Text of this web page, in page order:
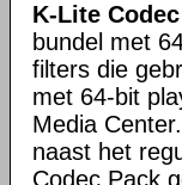
K-Lite
bundel met
filters die
met 64-bit
Media
naast het
Codec Pack